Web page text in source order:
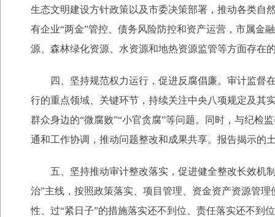
生态文明建设方针政策以及市委决策部署，推动各类自
有企业“两金”管控、债务风险防控和资产运营，市属金
源、森林绿化资源、水资源和地热资源监管等方面存在
四、坚持规范权力运行，促进反腐倡廉。审计监督
行的重点领域、关键环节，持续关注中央八项规定及其
群众身边的“微腐败”“小官贪腐”等问题。同时，与纪检
通和工作协调，推动问题整改和成果共享。报告揭示的
五、坚持推动审计整改落实，促进健全整改长效机
治”主线，按照政策落实、项目管理、资金资产资源管
性、过“紧日子”的措施落实还不到位、责任落实还不到